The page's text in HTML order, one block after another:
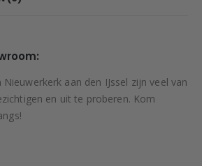
aan den IJssel zijn veel van
en uit te proberen. Kom